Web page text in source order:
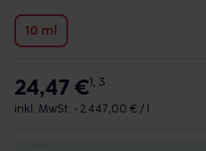
10 ml
24,47 €1, 3
inkl. MwSt. • 2.447,00 € / l